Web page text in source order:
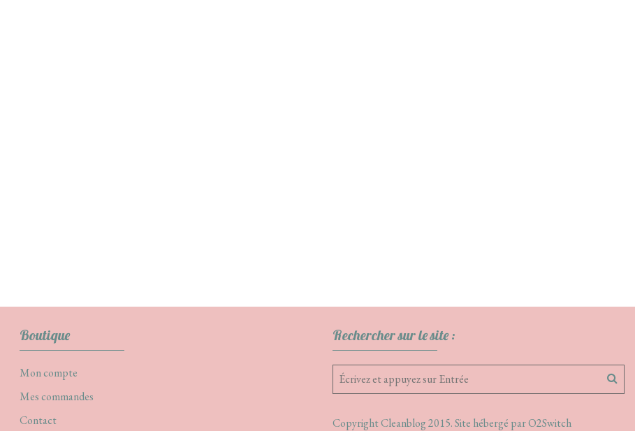
Boutique
Mon compte
Mes commandes
Contact
Rechercher sur le site :
Copyright Cleanblog 2015. Site hébergé parO2Switch